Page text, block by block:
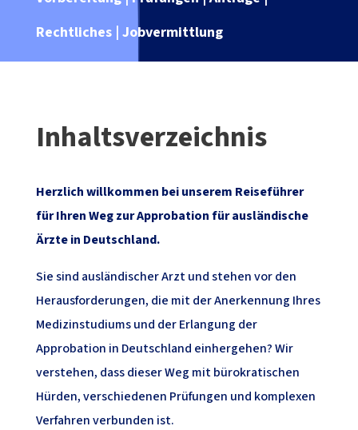
Rechtliches | Jobvermittlung
Inhaltsverzeichnis
Herzlich willkommen bei unserem Reiseführer
für Ihren Weg zur Approbation für ausländische
Ärzte in Deutschland.
Sie sind ausländischer Arzt und stehen vor den
Herausforderungen, die mit der Anerkennung Ihres
Medizinstudiums und der Erlangung der
Approbation in Deutschland einhergehen? Wir
verstehen, dass dieser Weg mit bürokratischen
Hürden, verschiedenen Prüfungen und komplexen
Verfahren verbunden ist.